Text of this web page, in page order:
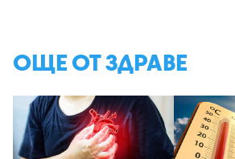
ОЩЕ ОТ ЗДРАВЕ